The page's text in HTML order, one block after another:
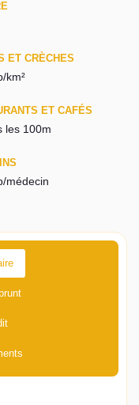
ET CRÈCHES
km²
ET CAFÉS
les 100m
médecin